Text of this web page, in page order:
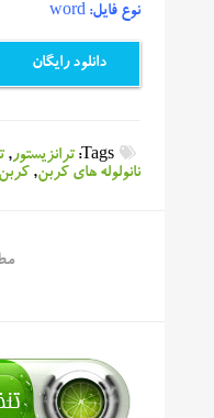
نوع فایل: word
دانلود رایگان
Tags: ترانزیستور,
نانولوله های کربن, کربن